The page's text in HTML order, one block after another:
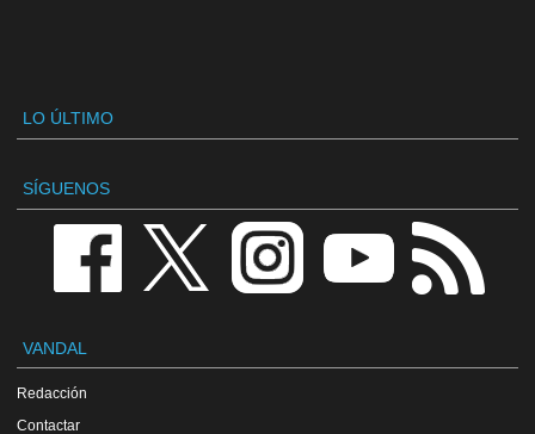
LO ÚLTIMO
SÍGUENOS
VANDAL
Redacción
Contactar